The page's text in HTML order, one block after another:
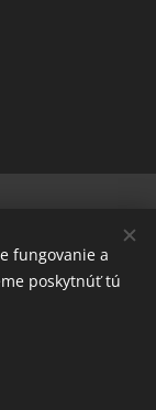
fungovanie a
poskytnúť tú